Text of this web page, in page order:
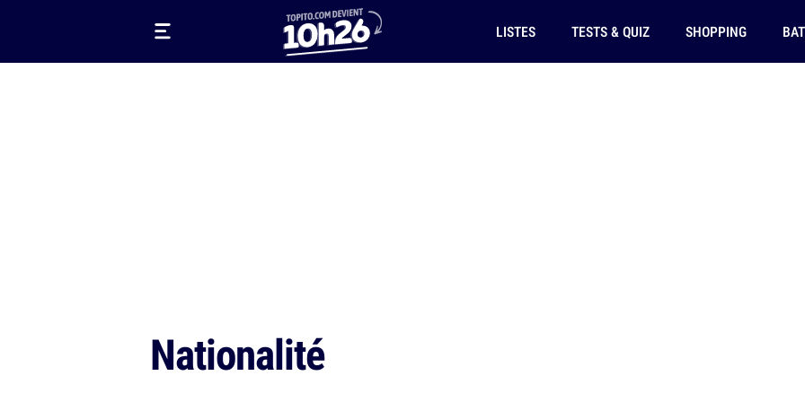
LISTES TESTS & QUIZ SHOPPING
Nationalité